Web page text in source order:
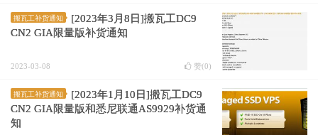
搬瓦工补货通知
[2023年3月8日]搬瓦工DC9
CN2 GIA限量版补货通知
2023-03-08 赞(0)
搬瓦工补货通知
[2023年1月10日]搬瓦工DC9
CN2 GIA限量版和悉尼联通AS9929补货通
知